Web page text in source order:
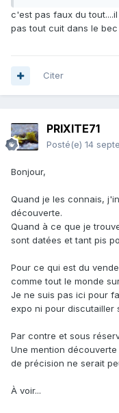
de leur ancienneté.
resteront beaux et
par ex sont trop
plus le cercle des
vraie richesse c’est
c'est pas faux du
pas tout cuit dans le bec
Citer
PRIXITE71
Posté(e) 14
Bonjour,
Quand je les connais,
découverte.
Quand à ce que je
sont datées et tant pis
Pour ce qui est du
comme tout le monde
Je ne suis pas ici pour
expo ni pour discutailler
Par contre et sous
Une mention
de précision ne serait
À voir...